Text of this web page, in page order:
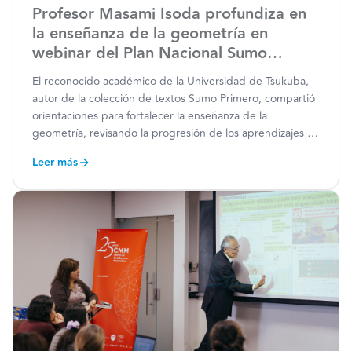
Profesor Masami Isoda profundiza en
la enseñanza de la geometría en
webinar del Plan Nacional Sumo
Primero
El reconocido académico de la Universidad de Tsukuba,
autor de la colección de textos Sumo Primero, compartió
orientaciones para fortalecer la enseñanza de la
geometría, revisando la progresión de los aprendizajes y
de seguir fortaleciendo la enseñanza de la matemática en
Leer más